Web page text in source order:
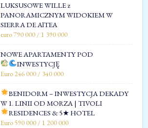
LUKSUSOWE WILLE z
PANORAMICZNYM WIDOKIEM W
SIERRA DE AlTEA
euro 790 000 / 1 390 000
NOWE APARTAMENTY POD
INWESTYCJĘ
Euro 246 000 / 340 000
BENIDORM – INWESTYCJA DEKADY
W 1. LINII OD MORZA | TIVOLI
RESIDENCES & 5★ HOTEL
Euro 590 000 / 1 200 000